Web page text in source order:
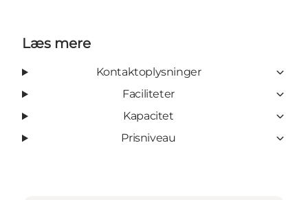
Læs mere
Kontaktoplysninger
Faciliteter
Kapacitet
Prisniveau